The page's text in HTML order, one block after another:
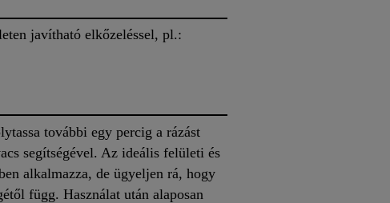
javítható elkőzeléssel, pl.:
további egy percig a rázást
segítségével. Az ideális felületi és
alkalmazza, de ügyeljen rá, hogy
függ. Használat után alaposan